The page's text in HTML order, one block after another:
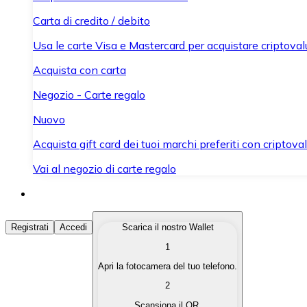
Carta di credito / debito
Usa le carte Visa e Mastercard per acquistare
Acquista con carta
Negozio - Carte regalo
Nuovo
Acquista gift card dei tuoi marchi preferiti con
Vai al negozio di carte regalo
Acquista Criptovalute
Acquista le criptovalute che ti interessano in modo
Converti le tue criptovalute in valuta fiat quando ne hai
Registrati Accedi
Scarica il nostro Wallet
1
Apri la fotocamera del tuo telefono.
2